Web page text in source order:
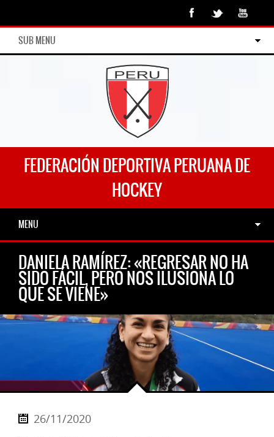
SUB MENU
FEDERACIÓN DEPORTIVA PERUANA DE
HOCKEY
MENU
DANIELA RAMÍREZ: «REGRESAR NO HA
SIDO FÁCIL, PERO NOS ILUSIONA LO
QUE SE VIENE»
26/11/2020